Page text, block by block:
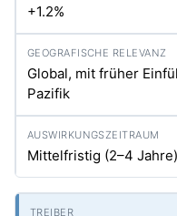
+1.2%
Global, mit früher
Pazifik
Mittelfristig (2–4 Jahre)